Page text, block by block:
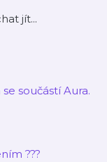
jít...
součástí Aura.
???